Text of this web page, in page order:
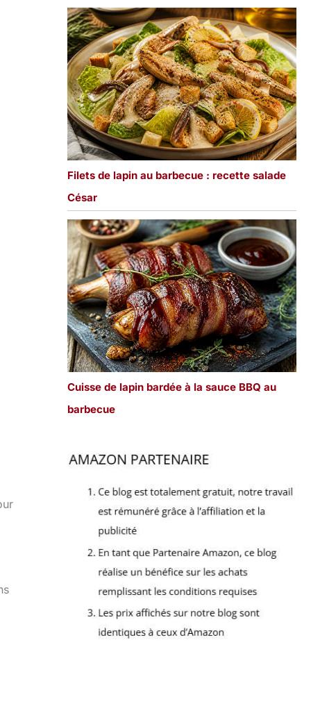
Filets de lapin au barbecue : recette salade
César
Cuisse de lapin bardée à la sauce BBQ au
barbecue